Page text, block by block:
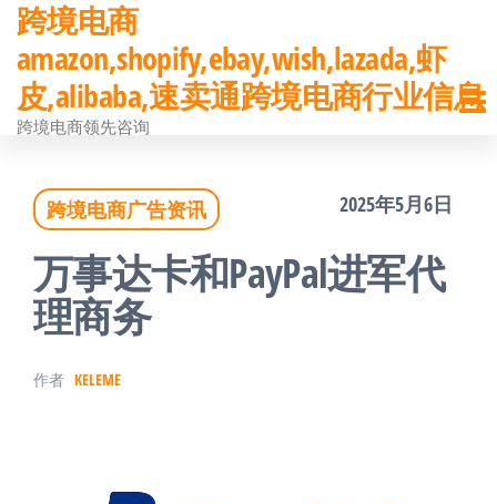
前
往
内
跨境电商
amazon,shopify,ebay,wish,lazada,虾
皮,alibaba,速卖通跨境电商行业信息
跨境电商领先咨询
跨境电商广告资讯 2025年5月6日
万事达卡和PayPal进军代
理商务
作者 KELEME